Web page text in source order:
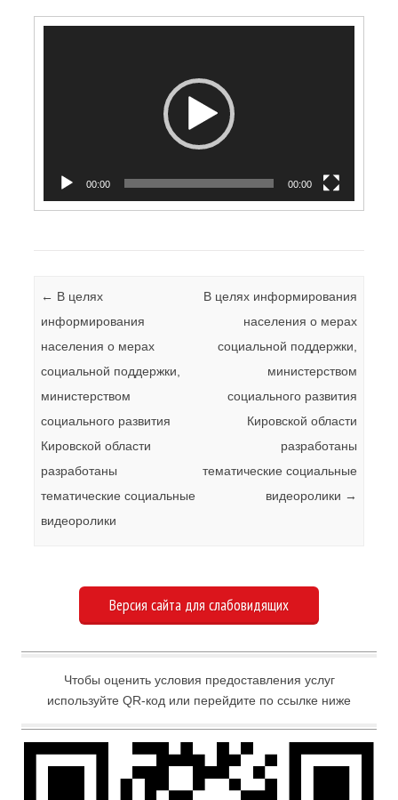
00:00 00:00
Навигация по записям
← В целях
информирования
населения о мерах
социальной поддержки,
министерством
социального развития
Кировской области
разработаны
тематические социальные
видеоролики
В целях информирования
населения о мерах
социальной поддержки,
министерством
социального развития
Кировской области
разработаны
тематические социальные
видеоролики →
Версия сайта для слабовидящих
Чтобы оценить условия предоставления услуг
используйте QR-код или перейдите по ссылке ниже